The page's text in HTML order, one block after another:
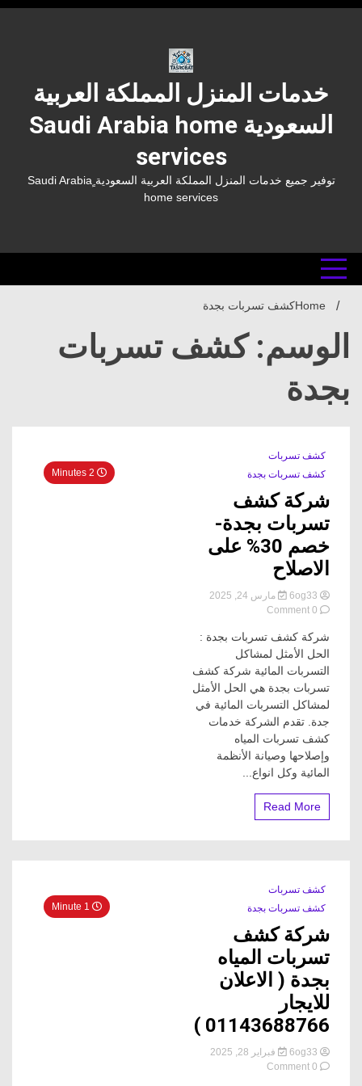
Skip
خدمات المنزل المملكة العربية
السعودية Saudi Arabia home
services
توفير جميع خدمات المنزل المملكة العربية السعودية ٍSaudi Arabia
home services
Homeكشف تسربات بجدة
الوسم: كشف تسربات
بجدة
كشف تسربات
كشف تسربات بجدة
شركة كشف
تسربات بجدة-
خصم 30% على
الاصلاح
مارس 24, 2025
0 Comment
on
كشف
تسربات
بجدة-
30%
على
الاصلاح
شركة كشف تسربات بجدة :
الحل الأمثل لمشاكل
التسربات المائية شركة كشف
تسربات بجدة هي الحل الأمثل
لمشاكل التسربات المائية في
جدة. تقدم الشركة خدمات
كشف تسربات المياه
وإصلاحها وصيانة الأنظمة
المائية وكل انواع...
Read More
كشف تسربات
كشف تسربات بجدة
شركة كشف
تسربات المياه
بجدة ( الاعلان
للايجار
01143688766 )
فبراير 28, 2025
0 Comment
on